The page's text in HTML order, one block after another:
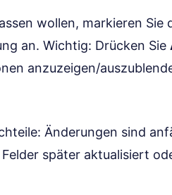
wollen, markieren Sie
an. Wichtig: Drücken Sie
anzuzeigen/
Änderungen sind
später aktualisiert